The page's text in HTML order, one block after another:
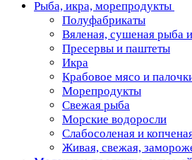
Рыба, икра, морепродукты
Полуфабрикаты
Вяленая, сушеная рыба
Пресервы и паштеты
Икра
Крабовое мясо и
Морепродукты
Свежая рыба
Морские водоросли
Слабосоленая и
Живая, свежая,